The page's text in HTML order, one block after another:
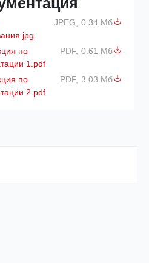
JPEG, 0.34 Мб
по
1.pdf
PDF, 0.61 Мб
по
2.pdf
PDF, 3.03 Мб